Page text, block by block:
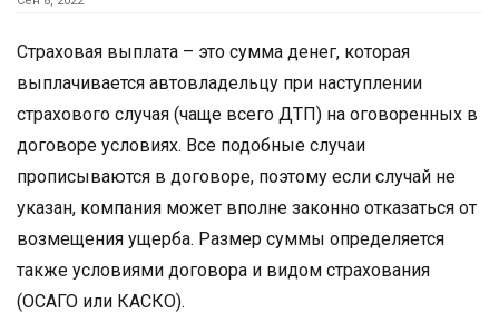
Страховая выплата – это сумма денег, которая
выплачивается автовладельцу при наступлении
страхового случая (чаще всего ДТП) на оговоренных в
договоре условиях. Все подобные случаи
прописываются в договоре, поэтому если случай не
указан, компания может вполне законно отказаться от
возмещения ущерба. Размер суммы определяется
также условиями договора и видом страхования
(ОСАГО или КАСКО).